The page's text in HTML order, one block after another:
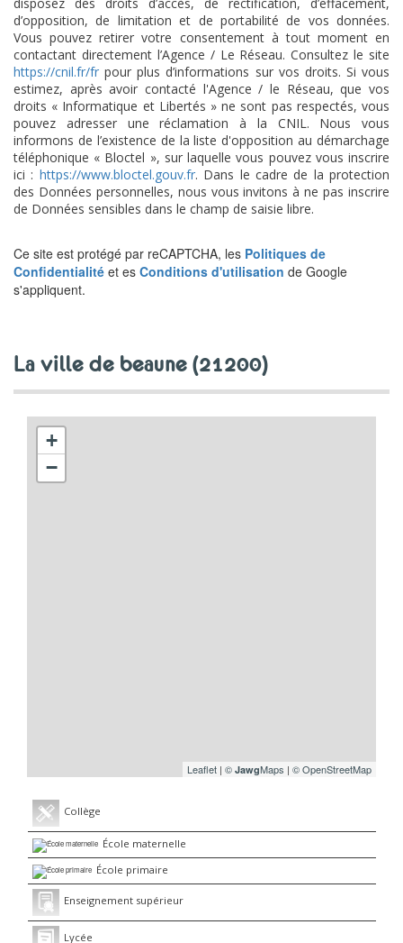
disposez des droits d’accès, de rectification, d’effacement,
d’opposition, de limitation et de portabilité de vos données.
Vous pouvez retirer votre consentement à tout moment en
contactant directement l’Agence / Le Réseau. Consultez le site
https://cnil.fr/fr pour plus d’informations sur vos droits. Si vous
estimez, après avoir contacté l'Agence / le Réseau, que vos
droits « Informatique et Libertés » ne sont pas respectés, vous
pouvez adresser une réclamation à la CNIL. Nous vous
informons de l’existence de la liste d'opposition au démarchage
téléphonique « Bloctel », sur laquelle vous pouvez vous inscrire
ici : https://www.bloctel.gouv.fr. Dans le cadre de la protection
des Données personnelles, nous vous invitons à ne pas inscrire
de Données sensibles dans le champ de saisie libre.
Ce site est protégé par reCAPTCHA, les Politiques de
Confidentialité et es Conditions d'utilisation de Google
s'appliquent.
la ville de beaune (21200)
+
−
Leaflet | © JawgMaps | © OpenStreetMap
Collège
École maternelle
École primaire
Enseignement supérieur
Lycée